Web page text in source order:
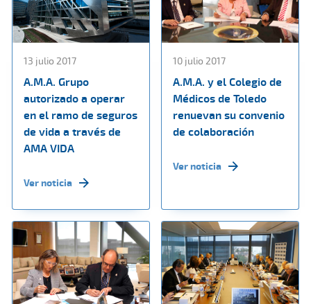
13 julio 2017
A.M.A. Grupo
autorizado a operar
en el ramo de seguros
de vida a través de
AMA VIDA
Ver noticia
10 julio 2017
A.M.A. y el Colegio de
Médicos de Toledo
renuevan su convenio
de colaboración
Ver noticia